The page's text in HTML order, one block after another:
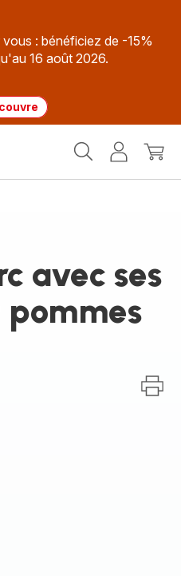
: bénéficiez de -15%
16 août 2026.
MonMon
avec ses